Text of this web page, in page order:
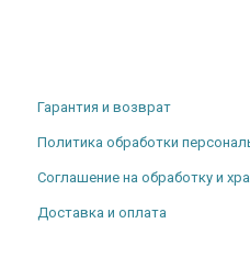
Гарантия и возврат
Политика обработки
Соглашение на обработку и
Доставка и оплата